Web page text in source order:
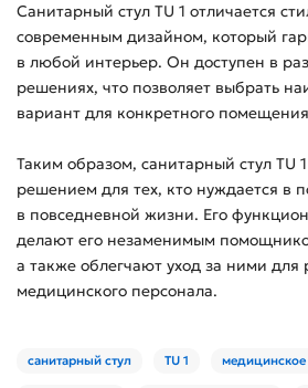
Санитарный стул TU 1 отличается
современным дизайном, который
в любой интерьер. Он доступен в
решениях, что позволяет выбрать
вариант для конкретного
Таким образом, санитарный стул TU
решением для тех, кто нуждается в
в повседневной жизни. Его
делают его незаменимым
а также облегчают уход за ними для
медицинского персонала.
санитарный стул TU 1